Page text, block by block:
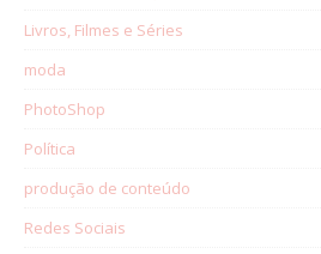
Livros, Filmes e Séries
moda
PhotoShop
Política
produção de conteúdo
Redes Sociais